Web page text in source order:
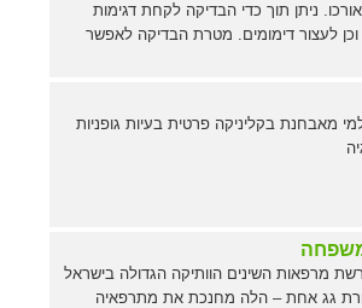
ניתן תוך כדי הבדיקה לקחת דגימות
וכן לעצור דימומים. מטרת הבדיקה לאפשר
מאבחנת בקליניקה פרטית בעיות גופניות
מרפאות השינים הוותיקה הגדולה בישראל
גג אחת – הלה מחנכת את מתרפאיה